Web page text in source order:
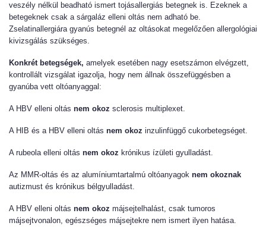
veszély nélkül beadható ismert tojásallergiás betegnek is. Ezeknek a
betegeknek csak a sárgaláz elleni oltás nem adható be.
Zselatinallergiára gyanús betegnél az oltásokat megelőzően allergológiai
kivizsgálás szükséges.
Konkrét betegségek, amelyek esetében nagy esetszámon elvégzett,
kontrollált vizsgálat igazolja, hogy nem állnak összefüggésben a
gyanúba vett oltóanyaggal:
A HBV elleni oltás nem okoz sclerosis multiplexet.
A HIB és a HBV elleni oltás nem okoz inzulinfüggő cukorbetegséget.
A rubeola elleni oltás nem okoz krónikus ízületi gyulladást.
Az MMR-oltás és az alumíniumtartalmú oltóanyagok nem okoznak
autizmust és krónikus bélgyulladást.
A HBV elleni oltás nem okoz májsejtelhalást, csak tumoros
májsejtvonalon, egészséges májsejtekre nem ismert ilyen hatása.